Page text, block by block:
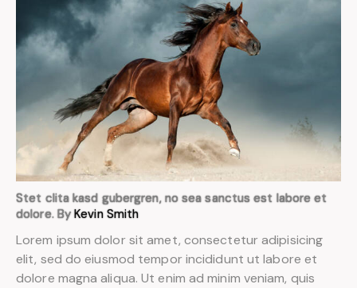
Stet clita kasd gubergren, no sea sanctus est labore et
dolore. ByKevin Smith
Lorem ipsum dolor sit amet, consectetur adipisicing
elit, sed do eiusmod tempor incididunt ut labore et
dolore magna aliqua. Ut enim ad minim veniam, quis